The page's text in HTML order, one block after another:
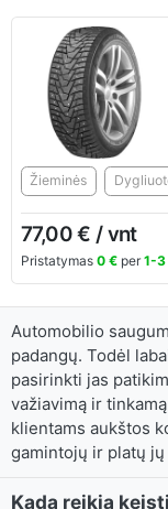
Žieminės
77,00 € / vnt
Pristatymas 0 €per 1-
Automobilio
padangų. Todėl
pasirinkti jas
važiavimą ir
klientams aukštos
gamintojų ir platų
Kada reikia